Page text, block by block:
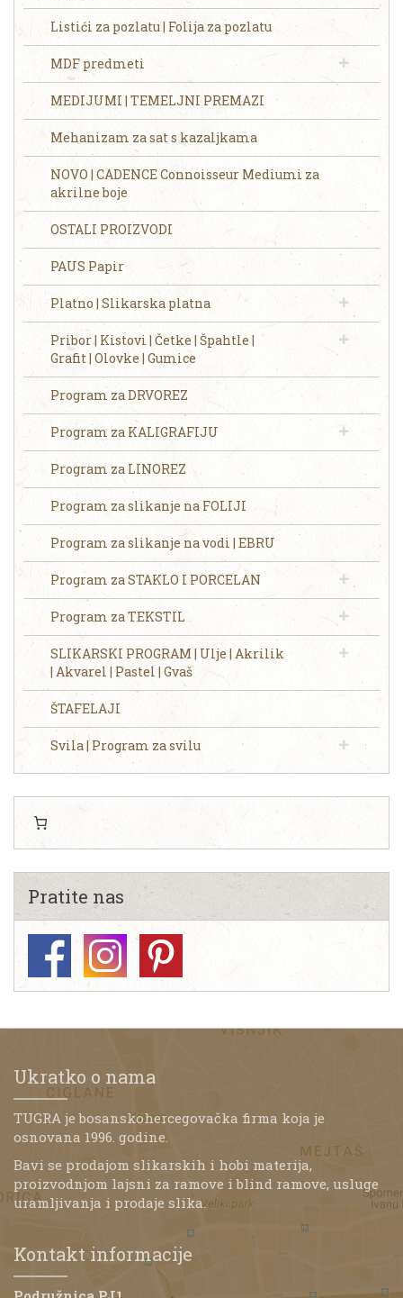
Listići za pozlatu | Folija za pozlatu
MDF predmeti
MEDIJUMI | TEMELJNI PREMAZI
Mehanizam za sat s kazaljkama
NOVO | CADENCE Connoisseur Mediumi za
akrilne boje
OSTALI PROIZVODI
PAUS Papir
Platno | Slikarska platna
Pribor | Kistovi | Četke | Špahtle |
Grafit | Olovke | Gumice
Program za DRVOREZ
Program za KALIGRAFIJU
Program za LINOREZ
Program za slikanje na FOLIJI
Program za slikanje na vodi | EBRU
Program za STAKLO I PORCELAN
Program za TEKSTIL
SLIKARSKI PROGRAM | Ulje | Akrilik
| Akvarel | Pastel | Gvaš
ŠTAFELAJI
Svila | Program za svilu
Pratite nas
Ukratko o nama
TUGRA je bosanskohercegovačka firma koja je
osnovana 1996. godine.
Bavi se prodajom slikarskih i hobi materija,
proizvodnjom lajsni za ramove i blind ramove, usluge
uramljivanja i prodaje slika.
Kontakt informacije